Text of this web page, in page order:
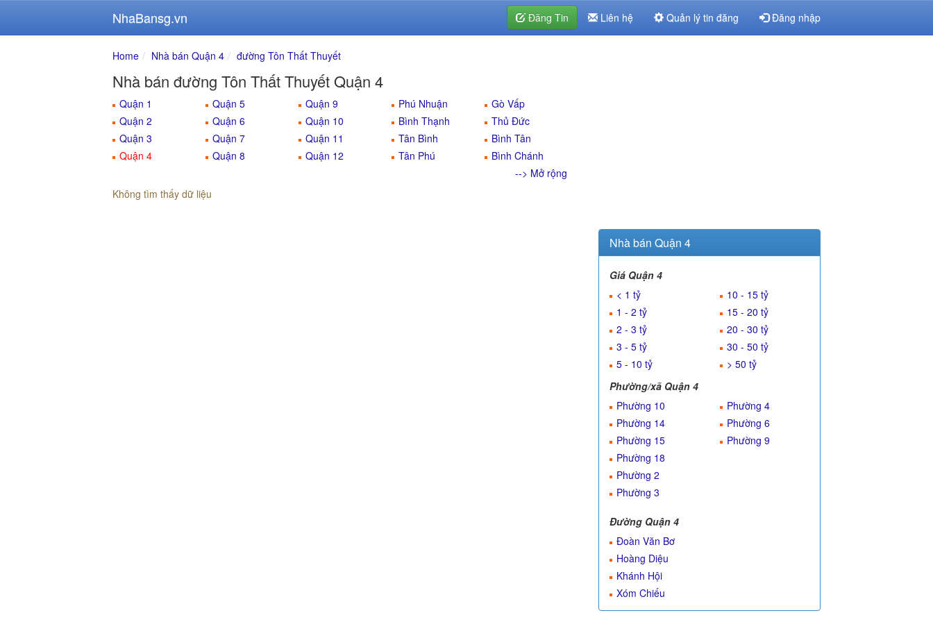
NhaBansg.vn Đăng Tin Liên hệ Quản lý tin đăng Đăng nhập
Home Nhà bán Quận 4 đường Tôn Thất Thuyết
Nhà bán đường Tôn Thất Thuyết Quận 4
Quận 1
Quận 2
Quận 3
Quận 4
Quận 5
Quận 6
Quận 7
Quận 8
Quận 9
Quận 10
Quận 11
Quận 12
Phú Nhuận
Bình Thạnh
Tân Bình
Tân Phú
Gò Vấp
Thủ Đức
Bình Tân
Bình Chánh
--> Mở rộng
Không tìm thấy dữ liệu
Nhà bán Quận 4
Giá Quận 4
< 1 tỷ
1 - 2 tỷ
2 - 3 tỷ
3 - 5 tỷ
5 - 10 tỷ
10 - 15 tỷ
15 - 20 tỷ
20 - 30 tỷ
30 - 50 tỷ
> 50 tỷ
Phường/xã Quận 4
Phường 10
Phường 14
Phường 15
Phường 18
Phường 2
Phường 3
Phường 4
Phường 6
Phường 9
Đường Quận 4
Đoàn Văn Bơ
Hoàng Diệu
Khánh Hội
Xóm Chiếu